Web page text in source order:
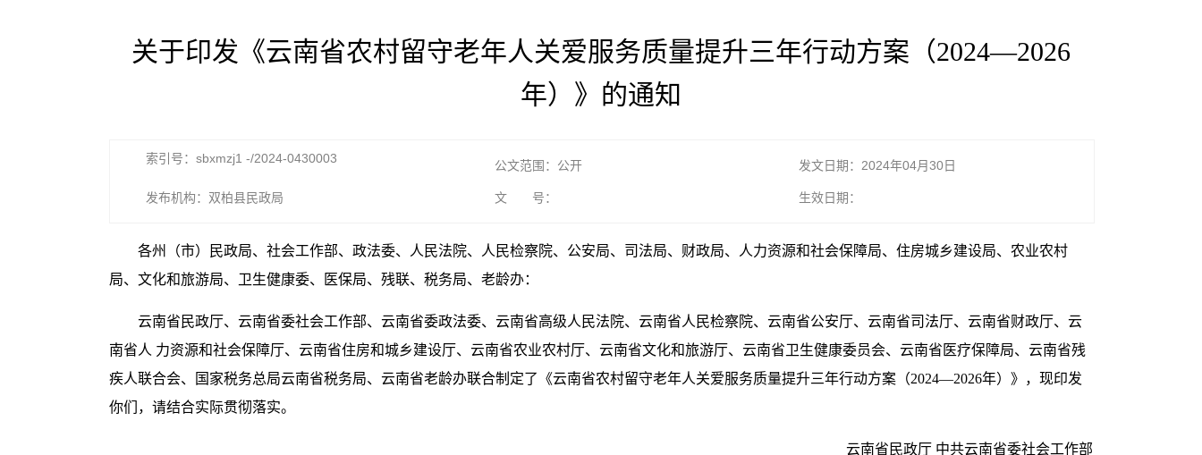
关于印发《云南省农村留守老年人关爱服务质量提升三年行动方案（2024—2026
年）》的通知
索引号：sbxmzj1 -/2024-0430003 公文范围：公开 发文日期：2024年04月30日
发布机构：双柏县民政局 文 号： 生效日期：
各州（市）民政局、社会工作部、政法委、人民法院、人民检察院、公安局、司法局、财政局、人力资源和社会保障局、住房城乡建设局、农业农村
局、文化和旅游局、卫生健康委、医保局、残联、税务局、老龄办：
云南省民政厅、云南省委社会工作部、云南省委政法委、云南省高级人民法院、云南省人民检察院、云南省公安厅、云南省司法厅、云南省财政厅、云
南省人 力资源和社会保障厅、云南省住房和城乡建设厅、云南省农业农村厅、云南省文化和旅游厅、云南省卫生健康委员会、云南省医疗保障局、云南省残
疾人联合会、国家税务总局云南省税务局、云南省老龄办联合制定了《云南省农村留守老年人关爱服务质量提升三年行动方案（2024—2026年）》，现印发
你们，请结合实际贯彻落实。
云南省民政厅 中共云南省委社会工作部